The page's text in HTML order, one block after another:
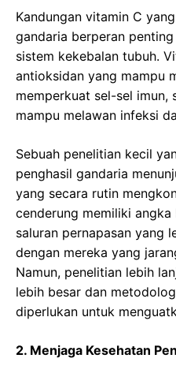
Kandungan vitamin C
gandaria berperan
sistem kekebalan tubuh.
antioksidan yang mampu
memperkuat sel-sel imun,
mampu melawan infeksi
Sebuah penelitian kecil
penghasil gandaria
yang secara rutin
cenderung memiliki
saluran pernapasan yang
dengan mereka yang
Namun, penelitian lebih
lebih besar dan
diperlukan untuk
2. Menjaga Kesehatan